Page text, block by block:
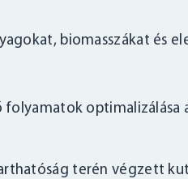
biomasszákat és
optimalizálása
terén végzett